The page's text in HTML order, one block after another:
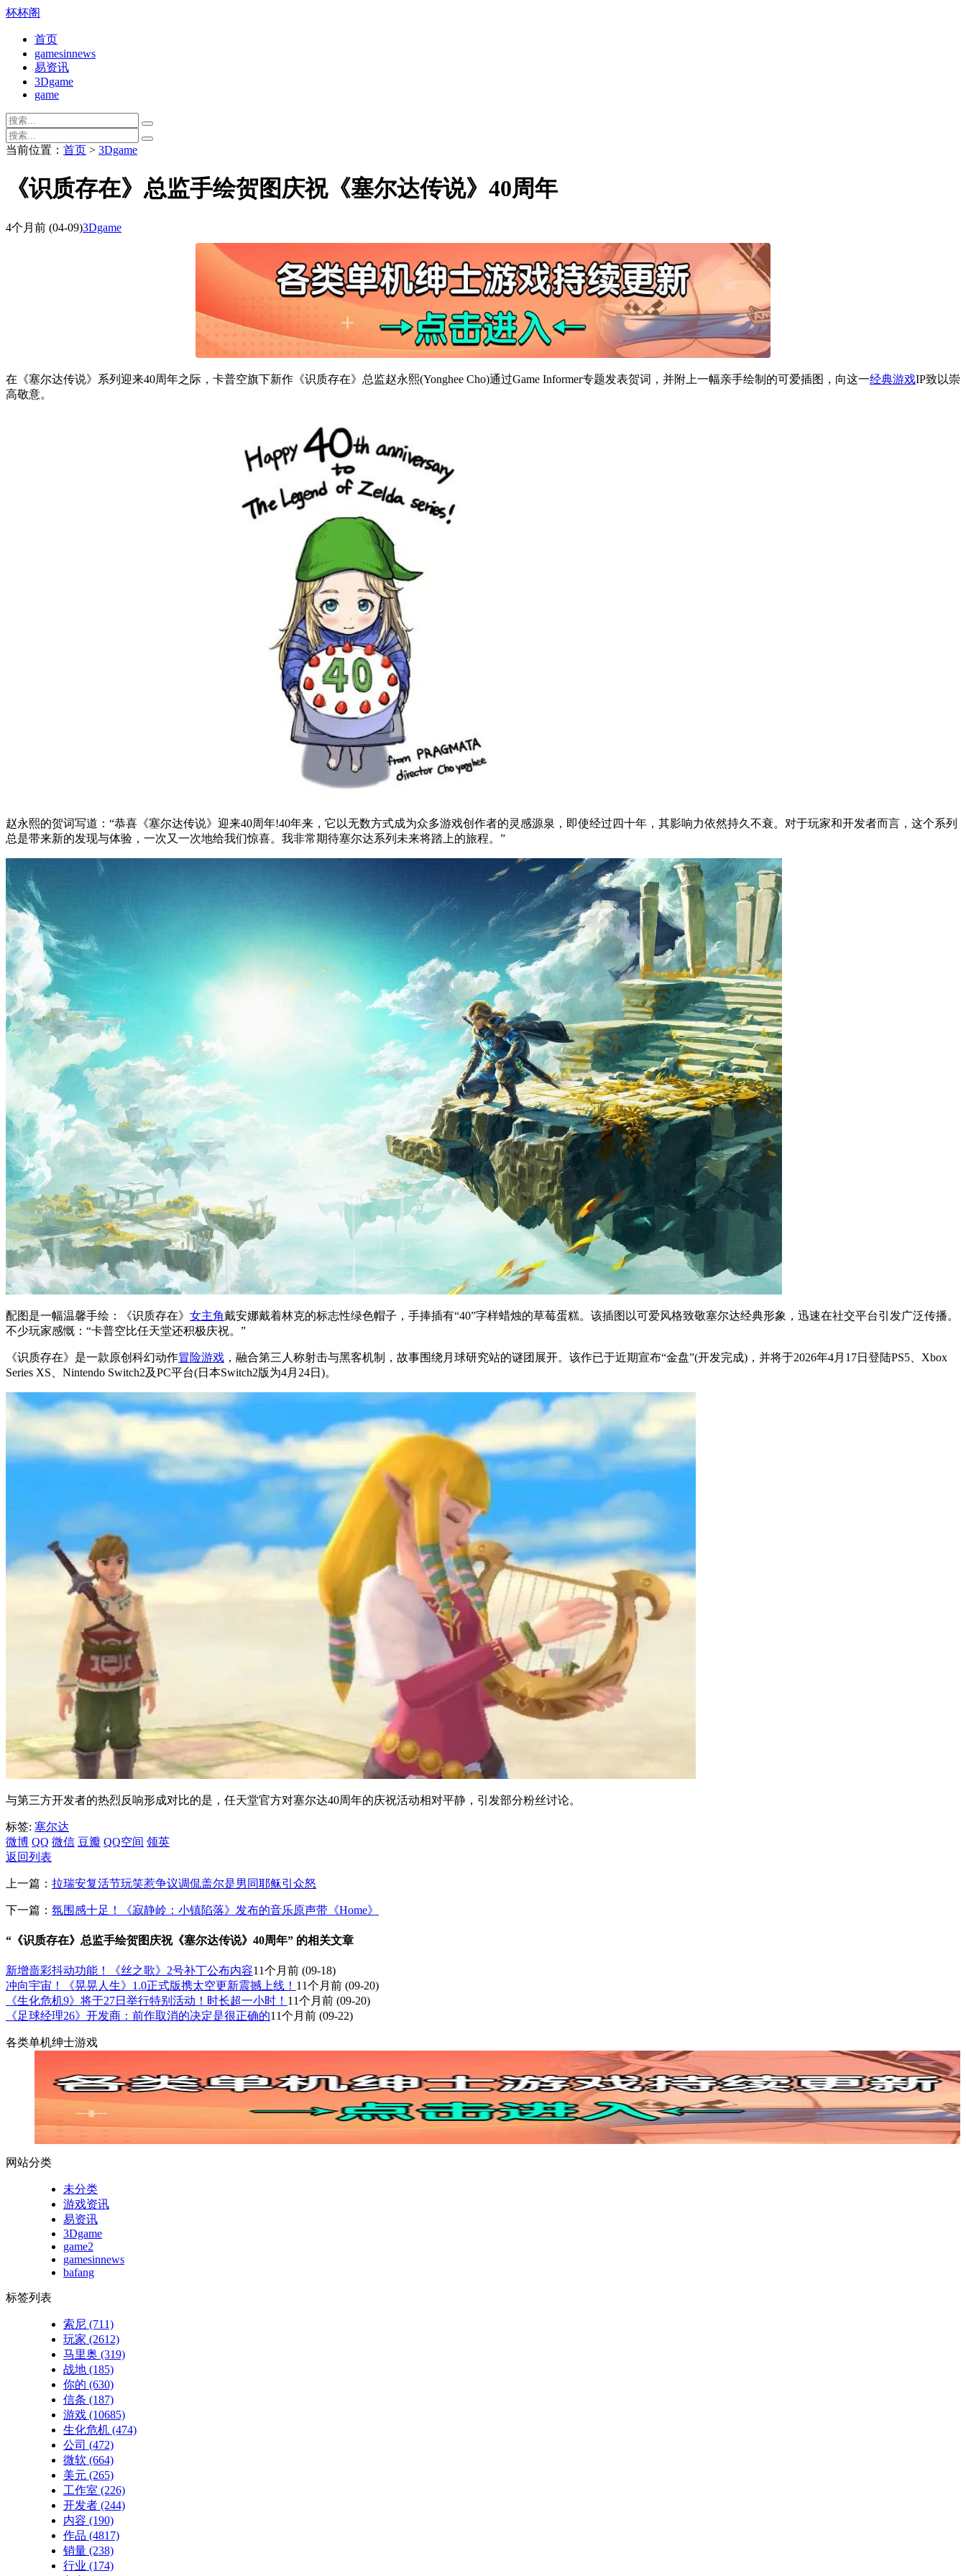
杯杯阁
首页
gamesinnews
易资讯
3Dgame
game
当前位置： 首页 > 3Dgame
《识质存在》总监手绘贺图庆祝《塞尔达传说》40周年
4个月前 (04-09)3Dgame
在《塞尔达传说》系列迎来40周年之际，卡普空旗下新作《识质存在》总监赵永熙(Yonghee Cho)通过Game Informer专题发表贺词，并附上一幅亲手绘制的可爱插图，向这一经典游戏IP致以崇
高敬意。
赵永熙的贺词写道：“恭喜《塞尔达传说》迎来40周年!40年来，它以无数方式成为众多游戏创作者的灵感源泉，即使经过四十年，其影响力依然持久不衰。对于玩家和开发者而言，这个系列
总是带来新的发现与体验，一次又一次地给我们惊喜。我非常期待塞尔达系列未来将踏上的旅程。”
配图是一幅温馨手绘：《识质存在》 女主角戴安娜戴着林克的标志性绿色帽子，手捧插有“40”字样蜡烛的草莓蛋糕。该插图以可爱风格致敬塞尔达经典形象，迅速在社交平台引发广泛传播。
不少玩家感慨：“卡普空比任天堂还积极庆祝。”
《识质存在》是一款原创科幻动作冒险游戏 ，融合第三人称射击与黑客机制，故事围绕月球研究站的谜团展开。该作已于近期宣布“金盘”(开发完成)，并将于2026年4月17日登陆PS5、Xbox
Series XS、Nintendo Switch2及PC平台(日本Switch2版为4月24日)。
与第三方开发者的热烈反响形成对比的是，任天堂官方对塞尔达40周年的庆祝活动相对平静，引发部分粉丝讨论。
标签: 塞尔达
微博 QQ 微信 豆瓣 QQ空间 领英
返回列表
上一篇： 拉瑞安复活节玩笑惹争议调侃盖尔是男同耶稣引众怒
下一篇： 氛围感十足！《寂静岭：小镇陷落》发布的音乐原声带《Home》
“《识质存在》总监手绘贺图庆祝《塞尔达传说》40周年” 的相关文章
新增啬彩抖动功能！《丝之歌》2号补丁公布内容11个月前 (09-18)
冲向宇宙！《晃晃人生》1.0正式版携太空更新震撼上线！ 11个月前 (09-20)
《生化危机9》将于27日举行特别活动！时长超一小时！ 11个月前 (09-20)
《足球经理26》开发商：前作取消的决定是很正确的11个月前 (09-22)
各类单机绅士游戏
网站分类
未分类
游戏资讯
易资讯
3Dgame
game2
gamesinnews
bafang
标签列表
索尼 (711)
玩家 (2612)
马里奥 (319)
战地 (185)
你的 (630)
信条 (187)
游戏 (10685)
生化危机 (474)
公司 (472)
微软 (664)
美元 (265)
工作室 (226)
开发者 (244)
内容 (190)
作品 (4817)
销量 (238)
行业 (174)